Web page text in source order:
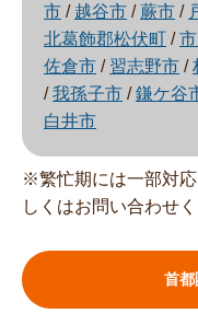
市 / 越谷市 /蕨市 /
北葛飾郡松伏町 /
佐倉市 / 習志野市 /
/我孫子市 /鎌ケ谷
白井市
※繁忙期には一部対
しくはお問い合わせく
首都